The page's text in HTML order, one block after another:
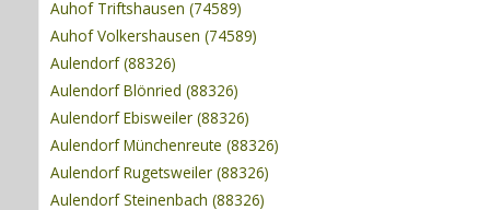
Auhof Triftshausen (74589)
Auhof Volkershausen (74589)
Aulendorf (88326)
Aulendorf Blönried (88326)
Aulendorf Ebisweiler (88326)
Aulendorf Münchenreute (88326)
Aulendorf Rugetsweiler (88326)
Aulendorf Steinenbach (88326)